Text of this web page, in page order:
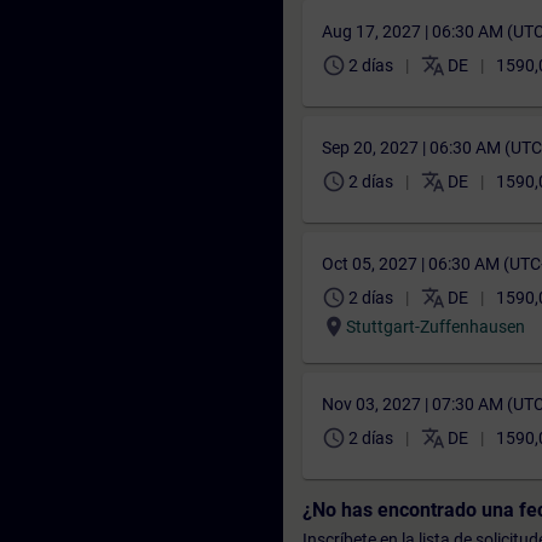
Aug 17, 2027 | 06:30 AM
schedule 2 días translate DE
Sep 20, 2027 | 06:30 AM
schedule 2 días translate DE
Oct 05, 2027 | 06:30 AM
schedule 2 días translate DE
location_on Stuttgart-Zuffenhausen
Nov 03, 2027 | 07:30 AM
schedule 2 días translate DE
¿No has encontrado una